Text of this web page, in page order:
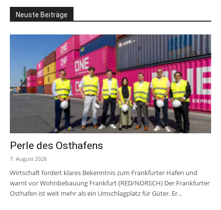
Neuste Beiträge
Perle des Osthafens
7. August 2026
Wirtschaft fordert klares Bekenntnis zum Frankfurter Hafen und
warnt vor Wohnbebauung Frankfurt (RED/NORSCH) Der Frankfurter
Osthafen ist weit mehr als ein Umschlagplatz für Güter. Er...